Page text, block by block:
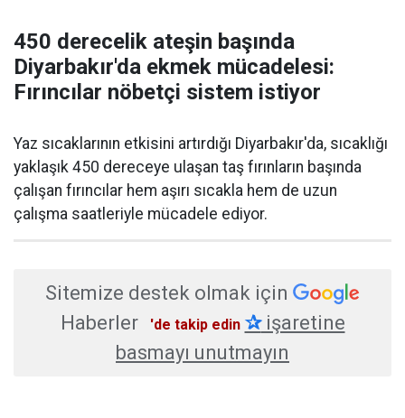
450 derecelik ateşin başında
Diyarbakır'da ekmek mücadelesi:
Fırıncılar nöbetçi sistem istiyor
Yaz sıcaklarının etkisini artırdığı Diyarbakır'da, sıcaklığı
yaklaşık 450 dereceye ulaşan taş fırınların başında
çalışan fırıncılar hem aşırı sıcakla hem de uzun
çalışma saatleriyle mücadele ediyor.
Sitemize destek olmak için
Haberler
'de takip edin ✰işaretine
basmayı unutmayın